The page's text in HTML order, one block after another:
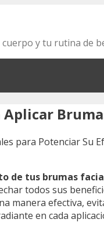
y tu rutina de
de tus brumas
todos sus
manera efectiva,
en cada